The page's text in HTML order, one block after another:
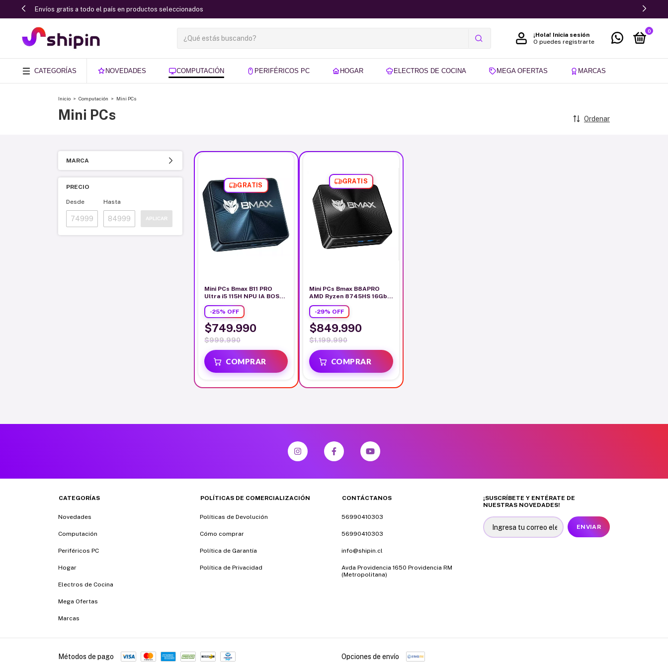
Envíos gratis a todo el país en productos seleccionados
¡Hola! Inicia sesión
O puedes registrarte
0
CATEGORÍAS NOVEDADES COMPUTACIÓN PERIFÉRICOS PC HOGAR ELECTROS DE COCINA MEGA OFERTAS MARCAS
Inicio > Computación > Mini PCs
Mini PCs Ordenar
MARCA
PRECIO
Desde Hasta
APLICAR
GRATIS
Mini PCs Bmax B11 PRO
Ultra i5 115H NPU IA BOST
16GB DDR5
-25% OFF
$749.990
$999.990
GRATIS
Mini PCs Bmax B8APRO
AMD Ryzen 8745HS 16Gb
512Gb
-29% OFF
$849.990
$1.199.990
CATEGORÍAS
Novedades
Computación
Periféricos PC
Hogar
Electros de Cocina
Mega Ofertas
Marcas
POLÍTICAS DE COMERCIALIZACIÓN
Políticas de Devolución
Cómo comprar
Política de Garantía
Política de Privacidad
CONTÁCTANOS
56990410303
56990410303
info@shipin.cl
Avda Providencia 1650 Providencia RM
(Metropolitana)
¡SUSCRÍBETE Y ENTÉRATE DE
NUESTRAS NOVEDADES!
Métodos de pago Opciones de envío